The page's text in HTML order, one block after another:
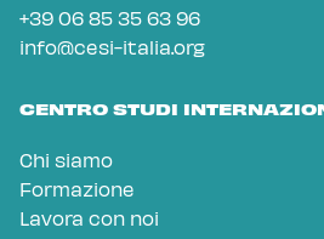
+39 06 85 35 63 96
info@cesi-italia.org
CENTRO STUDI
Chi siamo
Formazione
Lavora con noi